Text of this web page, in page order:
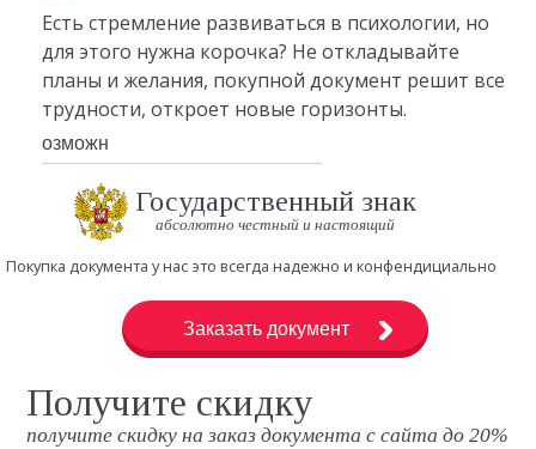
Есть стремление развиваться в психологии, но
для этого нужна корочка? Не откладывайте
планы и желания, покупной документ решит все
трудности, откроет новые горизонты.
озможн
Государственный знак
абсолютно честный и настоящий
Покупка документа у нас это всегда надежно и конфендициально
Заказать документ
Получите скидку
получите скидку на заказ документа с сайта до 20%